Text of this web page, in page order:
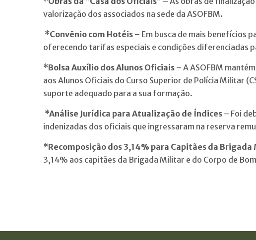
valorização dos associados na sede da ASOFBM.
*Convênio com Hotéis – Em busca de mais benefícios
oferecendo tarifas especiais e condições diferenciadas
*Bolsa Auxílio dos Alunos Oficiais – A ASOFBM
aos Alunos Oficiais do Curso Superior de Polícia Militar
suporte adequado para a sua formação.
*Análise Jurídica para Atualização de Índices – Foi
indenizadas dos oficiais que ingressaram na reserva
*Recomposição dos 3,14% para Capitães da Brigada
3,14% aos capitães da Brigada Militar e do Corpo de